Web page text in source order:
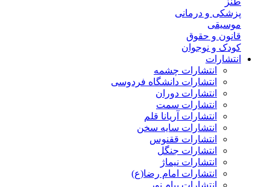
پزشکی و درمانی
موسیقی
قانون و حقوق
کودک و نوجوان
انتشارات
انتشارات چشمه
انتشارات دانشگاه فردوسی
انتشارات دوران
انتشارات سمت
انتشارات آریانا قلم
انتشارات سایه سخن
انتشارات ققنوس
انتشارات جنگل
انتشارات نیماژ
انتشارات امام رضا(ع)
انتشارات پیام نور